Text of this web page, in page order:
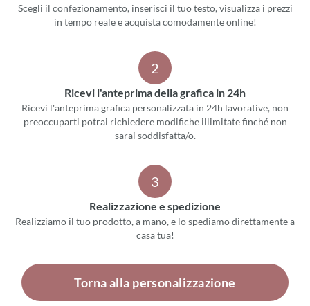
Scegli il confezionamento, inserisci il tuo testo, visualizza i prezzi
in tempo reale e acquista comodamente online!
2
Ricevi l'anteprima della grafica in 24h
Ricevi l'anteprima grafica personalizzata in 24h lavorative, non
preoccuparti potrai richiedere modifiche illimitate finché non
sarai soddisfatta/o.
3
Realizzazione e spedizione
Realizziamo il tuo prodotto, a mano, e lo spediamo direttamente a
casa tua!
Torna alla personalizzazione